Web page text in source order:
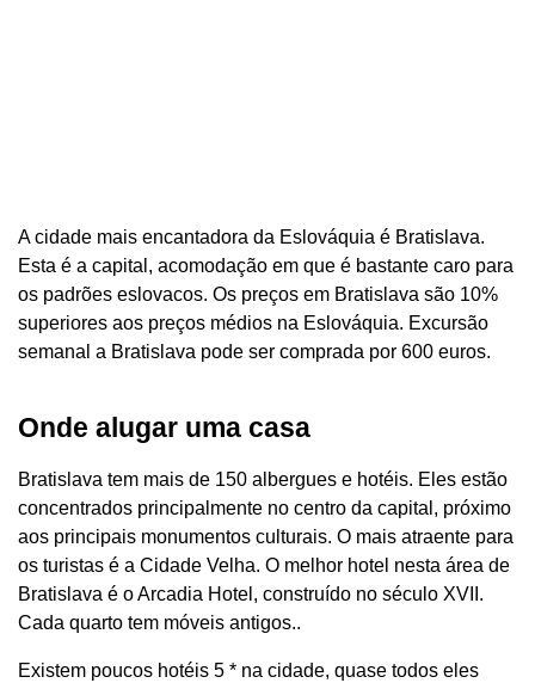
A cidade mais encantadora da Eslováquia é Bratislava.
Esta é a capital, acomodação em que é bastante caro para
os padrões eslovacos. Os preços em Bratislava são 10%
superiores aos preços médios na Eslováquia. Excursão
semanal a Bratislava pode ser comprada por 600 euros.
Onde alugar uma casa
Bratislava tem mais de 150 albergues e hotéis. Eles estão
concentrados principalmente no centro da capital, próximo
aos principais monumentos culturais. O mais atraente para
os turistas é a Cidade Velha. O melhor hotel nesta área de
Bratislava é o Arcadia Hotel, construído no século XVII.
Cada quarto tem móveis antigos..
Existem poucos hotéis 5 * na cidade, quase todos eles